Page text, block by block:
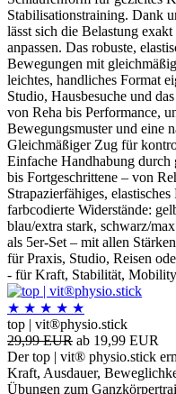
Stabilisationstraining. Dank
lässt sich die Belastung
anpassen. Das robuste,
Bewegungen mit
leichtes, handliches Format
Studio, Hausbesuche und
von Reha bis Performance,
Bewegungsmuster und eine
Gleichmäßiger Zug für
Einfache Handhabung durch
bis Fortgeschrittene – von
Strapazierfähiges,
farbcodierte Widerstände:
blau/extra stark, schwarz/
als 5er-Set – mit allen
für Praxis, Studio, Reisen
- für Kraft, Stabilität,
★ ★ ★ ★ ★
top | vit®physio.stick
29,99 EUR ab 19,99 EUR
Der top | vit® physio.stick
Kraft, Ausdauer,
Übungen zum